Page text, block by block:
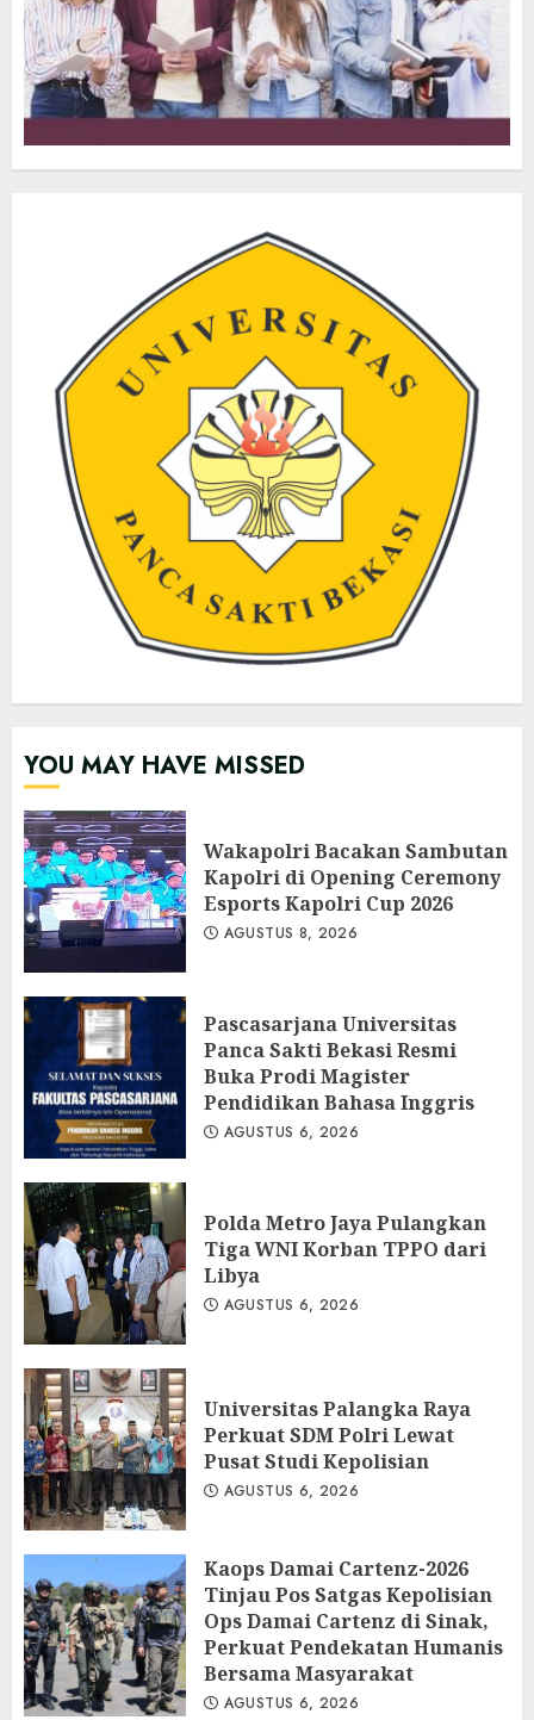
YOU MAY HAVE MISSED
Wakapolri Bacakan Sambutan
Kapolri di Opening Ceremony
Esports Kapolri Cup 2026
AGUSTUS 8, 2026
Pascasarjana Universitas
Panca Sakti Bekasi Resmi
Buka Prodi Magister
Pendidikan Bahasa Inggris
AGUSTUS 6, 2026
Polda Metro Jaya Pulangkan
Tiga WNI Korban TPPO dari
Libya
AGUSTUS 6, 2026
Universitas Palangka Raya
Perkuat SDM Polri Lewat
Pusat Studi Kepolisian
AGUSTUS 6, 2026
Kaops Damai Cartenz-2026
Tinjau Pos Satgas Kepolisian
Ops Damai Cartenz di Sinak,
Perkuat Pendekatan Humanis
Bersama Masyarakat
AGUSTUS 6, 2026